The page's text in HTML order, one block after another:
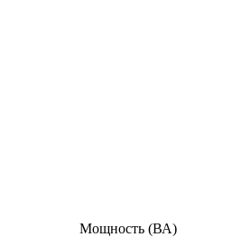
Мощность (ВА)